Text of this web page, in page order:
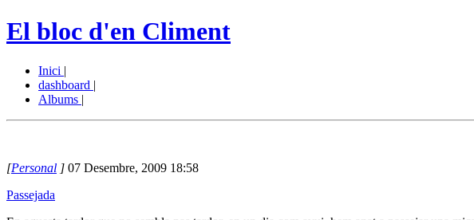
El bloc d'en Climent
Inici |
dashboard |
Albums |
[Personal ] 07 Desembre, 2009 18:58
Passejada